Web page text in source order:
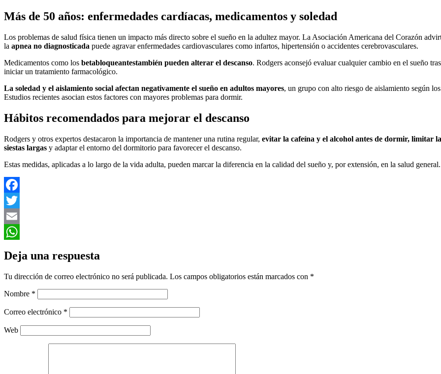
Más de 50 años: enfermedades cardíacas, medicamentos y soledad
Los problemas de salud física tienen un impacto más directo sobre el sueño en la adultez mayor. La Asociación Americana del Corazón
la apnea no diagnosticada puede agravar enfermedades cardiovasculares como infartos, hipertensión o accidentes cerebrovasculares.
Medicamentos como los betabloqueantestambién pueden alterar el descanso. Rodgers aconsejó evaluar cualquier cambio en el sueño tras
iniciar un tratamiento farmacológico.
La soledad y el aislamiento social afectan negativamente el sueño en adultos mayores, un grupo con alto riesgo de aislamiento según
Estudios recientes asocian estos factores con mayores problemas para dormir.
Hábitos recomendados para mejorar el descanso
Rodgers y otros expertos destacaron la importancia de mantener una rutina regular, evitar la cafeína y el alcohol antes de dormir, limitar
siestas largas y adaptar el entorno del dormitorio para favorecer el descanso.
Estas medidas, aplicadas a lo largo de la vida adulta, pueden marcar la diferencia en la calidad del sueño y, por extensión, en la salud general.
Facebook
Twitter
Email
Deja una respuesta
Tu dirección de correo electrónico no será publicada. Los campos obligatorios están marcados con *
Nombre *
Correo electrónico *
Web